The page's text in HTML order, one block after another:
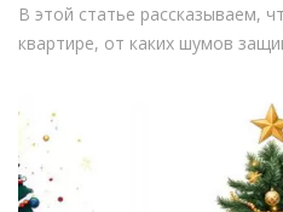
В этой статье рассказываем,
квартире, от каких шумов